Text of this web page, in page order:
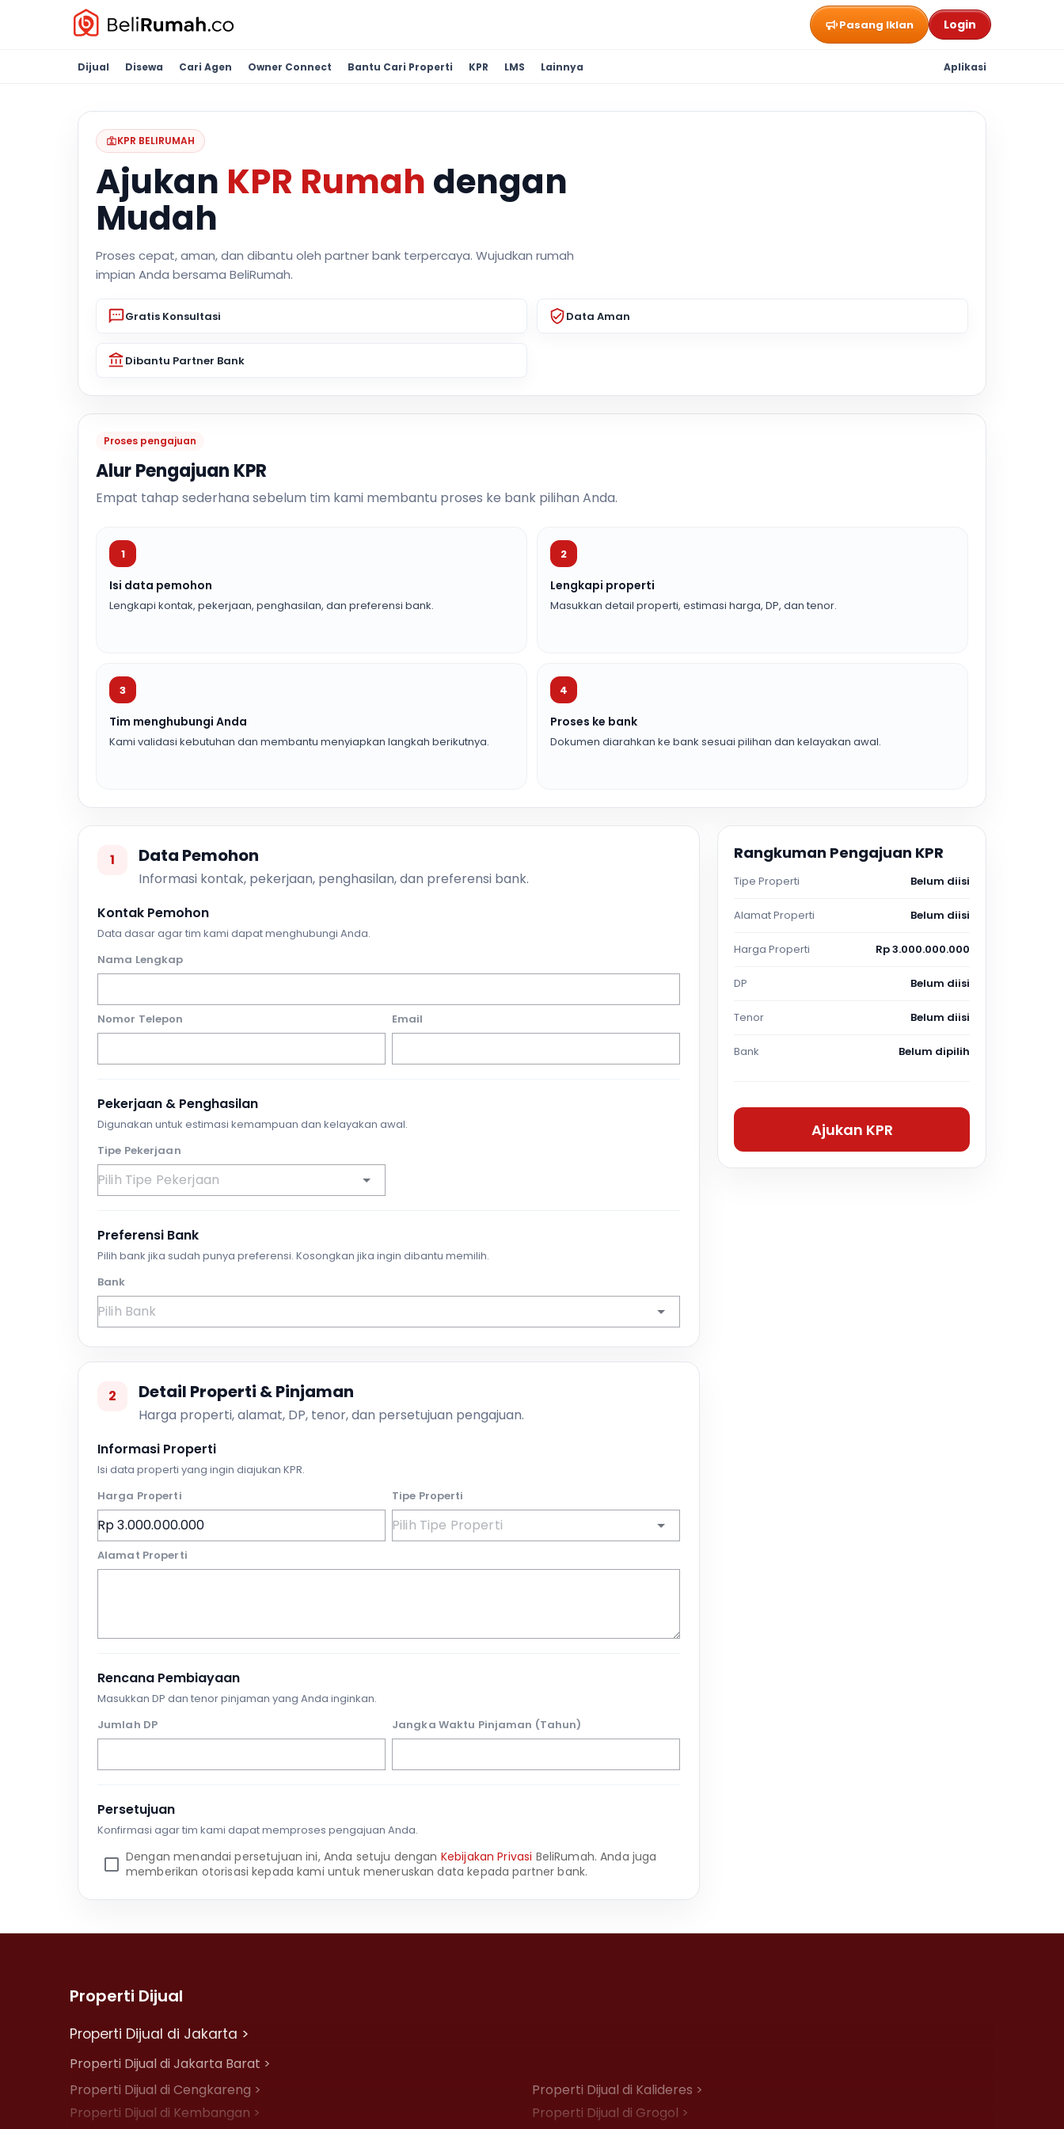
Pasang Iklan Login
Dijual Disewa Cari Agen Owner Connect Bantu Cari Properti KPR LMS Lainnya Aplikasi
KPR BELIRUMAH
Ajukan KPR Rumah dengan
Mudah
Proses cepat, aman, dan dibantu oleh partner bank terpercaya. Wujudkan rumah
impian Anda bersama BeliRumah.
Gratis Konsultasi Data Aman
Dibantu Partner Bank
Proses pengajuan
Alur Pengajuan KPR
Empat tahap sederhana sebelum tim kami membantu proses ke bank pilihan Anda.
1
Isi data pemohon
Lengkapi kontak, pekerjaan, penghasilan, dan preferensi bank.
2
Lengkapi properti
Masukkan detail properti, estimasi harga, DP, dan tenor.
3
Tim menghubungi Anda
Kami validasi kebutuhan dan membantu menyiapkan langkah berikutnya.
4
Proses ke bank
Dokumen diarahkan ke bank sesuai pilihan dan kelayakan awal.
1 Data Pemohon
Informasi kontak, pekerjaan, penghasilan, dan preferensi bank.
Kontak Pemohon
Data dasar agar tim kami dapat menghubungi Anda.
Nama Lengkap
Nomor Telepon Email
Pekerjaan & Penghasilan
Digunakan untuk estimasi kemampuan dan kelayakan awal.
Tipe Pekerjaan
Preferensi Bank
Pilih bank jika sudah punya preferensi. Kosongkan jika ingin dibantu memilih.
Bank
2 Detail Properti & Pinjaman
Harga properti, alamat, DP, tenor, dan persetujuan pengajuan.
Informasi Properti
Isi data properti yang ingin diajukan KPR.
Harga Properti
Tipe Properti
Alamat Properti
Rencana Pembiayaan
Masukkan DP dan tenor pinjaman yang Anda inginkan.
Jumlah DP
Jangka Waktu Pinjaman (Tahun)
Persetujuan
Konfirmasi agar tim kami dapat memproses pengajuan Anda.
Dengan menandai persetujuan ini, Anda setuju dengan Kebijakan Privasi BeliRumah. Anda juga
memberikan otorisasi kepada kami untuk meneruskan data kepada partner bank.
Rangkuman Pengajuan KPR
Tipe Properti Belum diisi
Alamat Properti Belum diisi
Harga Properti Rp 3.000.000.000
DP Belum diisi
Tenor Belum diisi
Bank Belum dipilih
Ajukan KPR
Properti Dijual
Properti Dijual di Jakarta >
Properti Dijual di Jakarta Barat >
Properti Dijual di Cengkareng >
Properti Dijual di Kalideres >
Properti Dijual di Kembangan >
Properti Dijual di Grogol >